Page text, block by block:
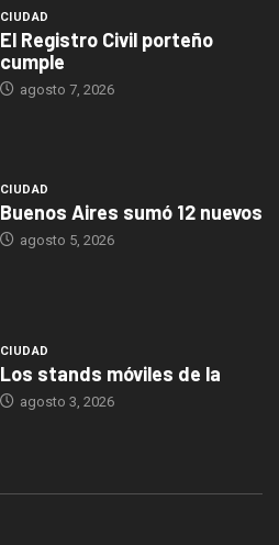
CIUDAD
El Registro Civil porteño
cumple
agosto 7, 2026
CIUDAD
Buenos Aires sumó 12 nuevos
agosto 5, 2026
CIUDAD
Los stands móviles de la
agosto 3, 2026